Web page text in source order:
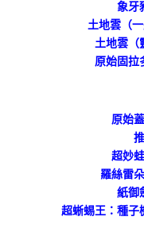
象牙
土地雲（
土地雲（
原始固拉
原始
超妙
羅絲雷
紙御
超蜥蜴王：種子